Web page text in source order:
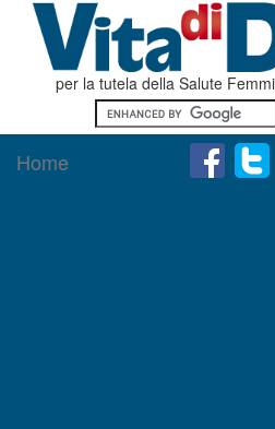
per la tutela della Salute
Home